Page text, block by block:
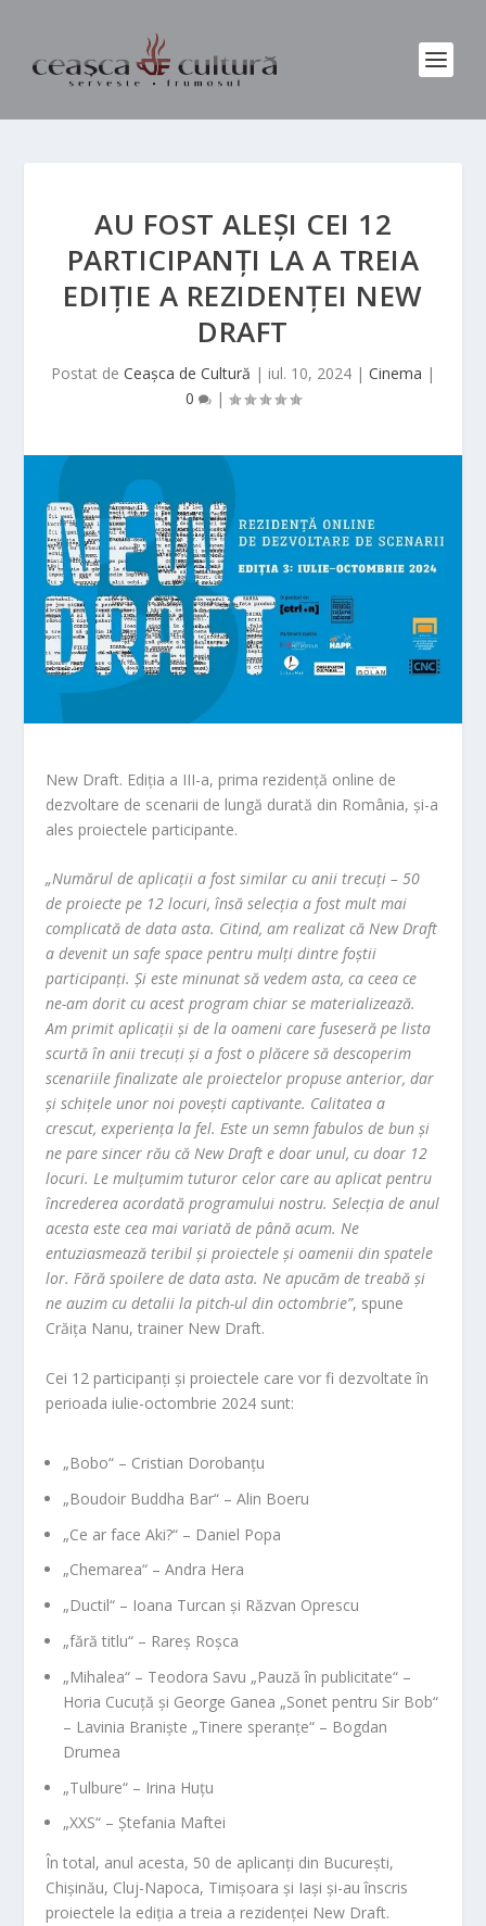
AU FOST ALEȘI CEI 12
PARTICIPANȚI LA A TREIA
EDIȚIE A REZIDENȚEI NEW
DRAFT
Postat de Ceașca de Cultură | iul. 10, 2024 | Cinema |
0
|
New Draft. Ediția a III-a, prima rezidență online de
dezvoltare de scenarii de lungă durată din România, și-a
ales proiectele participante.
„Numărul de aplicații a fost similar cu anii trecuți – 50
de proiecte pe 12 locuri, însă selecția a fost mult mai
complicată de data asta. Citind, am realizat că New Draft
a devenit un safe space pentru mulți dintre foștii
participanți. Și este minunat să vedem asta, ca ceea ce
ne-am dorit cu acest program chiar se materializează.
Am primit aplicații și de la oameni care fuseseră pe lista
scurtă în anii trecuți și a fost o plăcere să descoperim
scenariile finalizate ale proiectelor propuse anterior, dar
și schițele unor noi povești captivante. Calitatea a
crescut, experiența la fel. Este un semn fabulos de bun și
ne pare sincer rău că New Draft e doar unul, cu doar 12
locuri. Le mulțumim tuturor celor care au aplicat pentru
încrederea acordată programului nostru. Selecția de anul
acesta este cea mai variată de până acum. Ne
entuziasmează teribil și proiectele și oamenii din spatele
lor. Fără spoilere de data asta. Ne apucăm de treabă și
ne auzim cu detalii la pitch-ul din octombrie”, spune
Crăița Nanu, trainer New Draft.
Cei 12 participanți și proiectele care vor fi dezvoltate în
perioada iulie-octombrie 2024 sunt:
„Bobo“ – Cristian Dorobanțu
„Boudoir Buddha Bar“ – Alin Boeru
„Ce ar face Aki?“ – Daniel Popa
„Chemarea“ – Andra Hera
„Ductil“ – Ioana Turcan și Răzvan Oprescu
„fără titlu“ – Rareș Roșca
„Mihalea“ – Teodora Savu „Pauză în publicitate“ –
Horia Cucuță și George Ganea „Sonet pentru Sir Bob“
– Lavinia Braniște „Tinere speranțe“ – Bogdan
Drumea
„Tulbure“ – Irina Huțu
„XXS“ – Ștefania Maftei
În total, anul acesta, 50 de aplicanți din București,
Chișinău, Cluj-Napoca, Timișoara și Iași și-au înscris
proiectele la ediția a treia a rezidenței New Draft.